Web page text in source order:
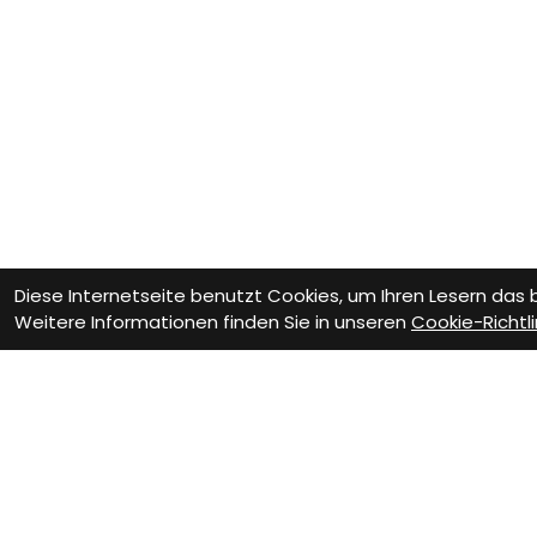
Diese Internetseite benutzt Cookies, um Ihren Lesern
Weitere Informationen finden Sie in unseren Cookie-